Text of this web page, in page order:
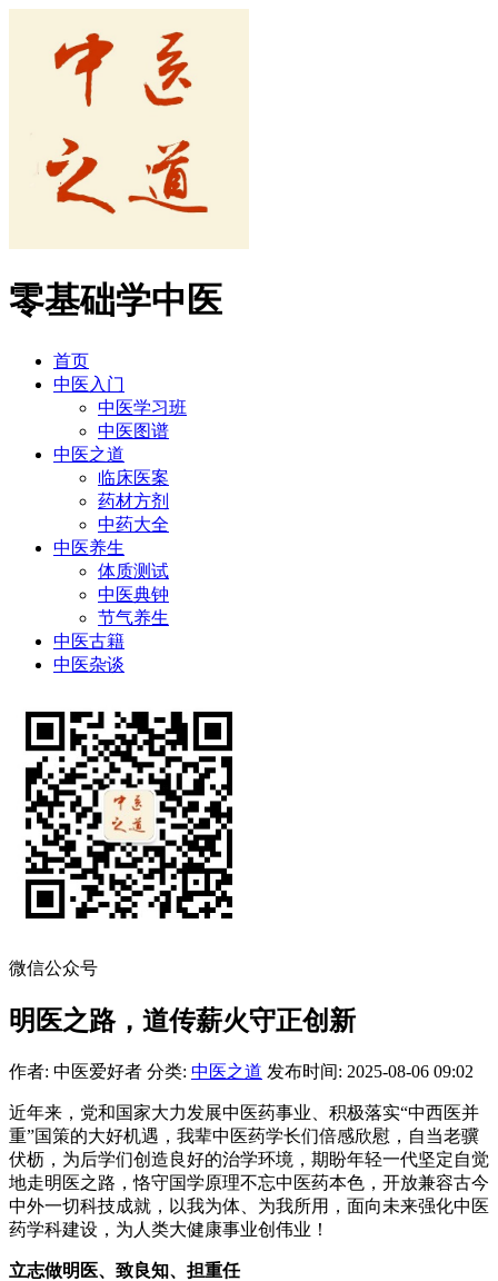
零基础学中医
首页
中医入门
中医学习班
中医图谱
中医之道
临床医案
药材方剂
中药大全
中医养生
体质测试
中医典钟
节气养生
中医古籍
中医杂谈
微信公众号
明医之路，道传薪火守正创新
作者: 中医爱好者 分类: 中医之道 发布时间: 2025-08-06 09:02
近年来，党和国家大力发展中医药事业、积极落实“中西医并
重”国策的大好机遇，我辈中医药学长们倍感欣慰，自当老骥
伏枥，为后学们创造良好的治学环境，期盼年轻一代坚定自觉
地走明医之路，恪守国学原理不忘中医药本色，开放兼容古今
中外一切科技成就，以我为体、为我所用，面向未来强化中医
药学科建设，为人类大健康事业创伟业！
立志做明医、致良知、担重任